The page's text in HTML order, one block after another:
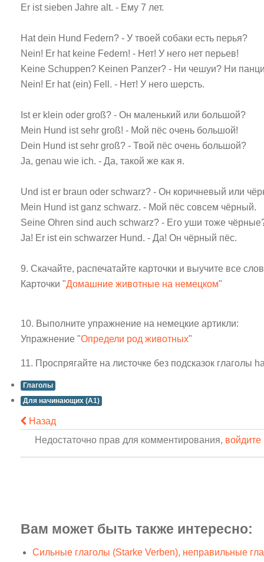
Er ist sieben Jahre alt. - Ему 7 лет.
Hat dein Hund Federn? - У твоей собаки есть перья?
Nein! Er hat keine Federn! - Нет! У него нет перьев!
Keine Schuppen? Keinen Panzer? - Ни чешуи? Ни
Nein! Er hat (ein) Fell. - Нет! У него шерсть.
Ist er klein oder groß? - Он маленький или большой?
Mein Hund ist sehr groß! - Мой пёс очень большой!
Dein Hund ist sehr groß? - Твой пёс очень большой?
Ja, genau wie ich. - Да, такой же как я.
Und ist er braun oder schwarz? - Он коричневый или
Mein Hund ist ganz schwarz. - Мой пёс совсем чёрный.
Seine Ohren sind auch schwarz? - Его уши тоже
Ja! Er ist ein schwarzer Hund. - Да! Он чёрный пёс.
9. Скачайте, распечатайте карточки и выучите все
Карточки "Домашние животные на немецком"
10. Выполните упражнение на немецкие артикли:
Упражнение "Определи род животных"
11. Проспрягайте на листочке без подсказок глаголы
Глаголы
Для начинающих (A1)
Назад
Недостаточно прав для комментирования, войдите
Вам может быть также интересно:
Сильные глаголы (Starke Verben), неправильные